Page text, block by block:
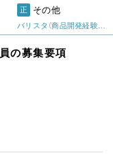
正 その他
バリスタ（商品開発経験者）
の募集要項